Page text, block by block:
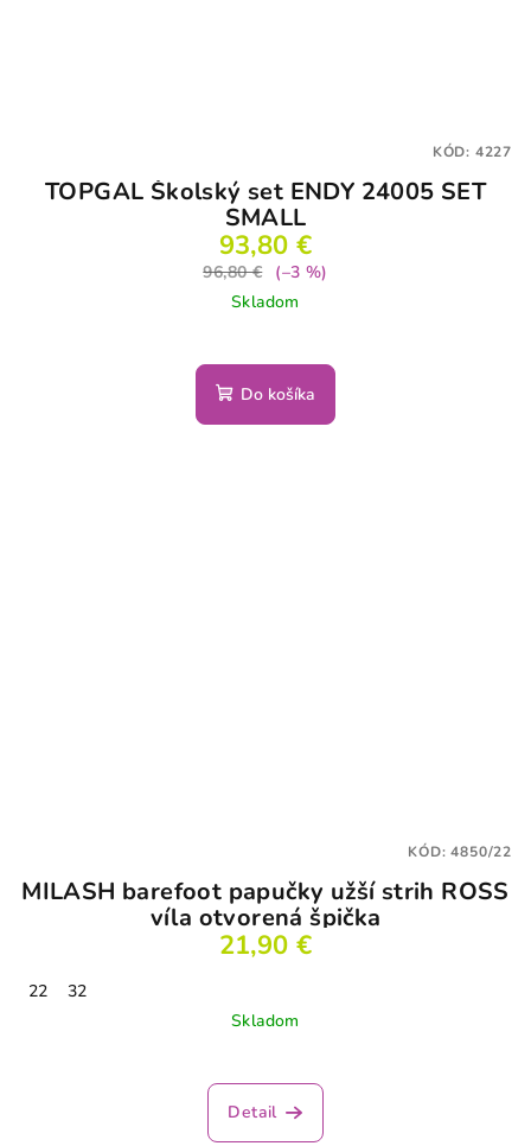
TOPGAL Školský set ENDY 24005 SET
SMALL
93,80 €
96,80 €
(–3 %)
Skladom
Do košíka
KÓD: 4227
MILASH barefoot papučky užší strih ROSS
víla otvorená špička
21,90 €
22
32
Skladom
Detail
KÓD:4850/22